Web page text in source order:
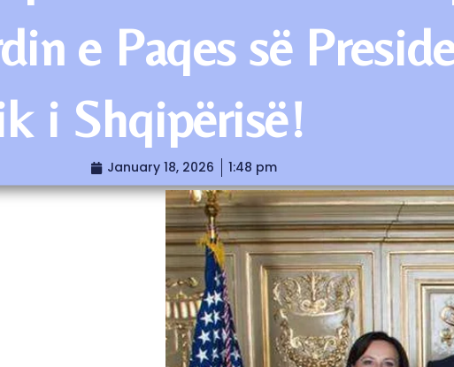
e Paqes së
i Shqipërisë!
January 18, 2026 1:48 pm